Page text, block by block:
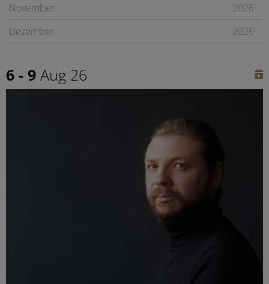
November
2026
Dezember
2026
Februar
6 - 9 Aug 26